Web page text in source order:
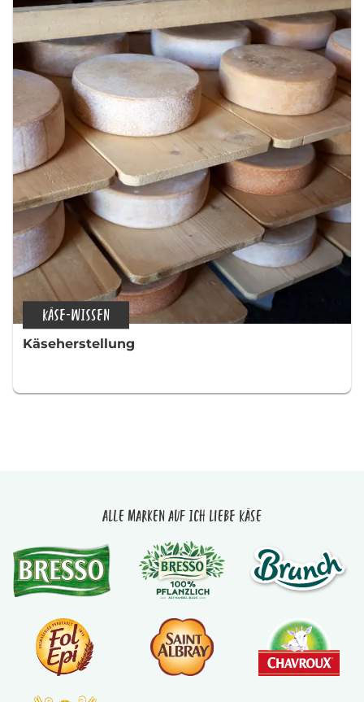
KÄSE-WISSEN
Käseherstellung
Alle Marken auf Ich liebe Käse